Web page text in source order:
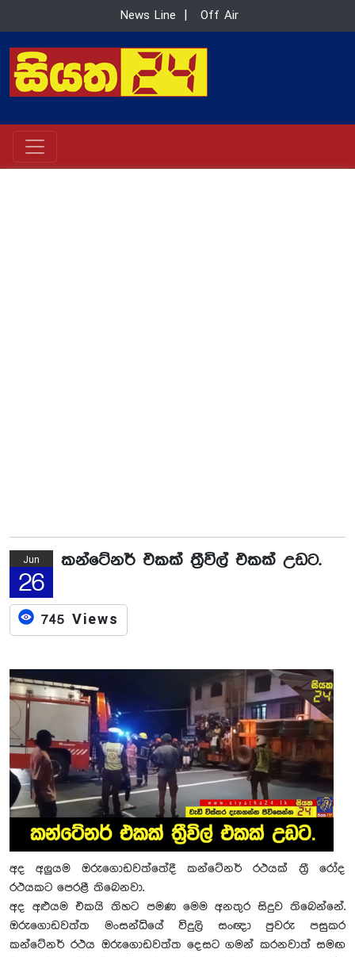
News Line Off Air
Jun
26
කන්ටේනර් එකක් ත්‍රීවිල් එකක් උඩට.
745 Views
අද අලුයම ඔරුගොඩවත්තේදී කන්ටේනර් රථයක් ත්‍රී රෝද
රථයකට පෙරළී තිබෙනවා.
අද අළුයම එකයි තිහට පමණ මෙම අනතුර සිදුව තිබෙන්නේ.
ඔරුගොඩවත්ත මංසන්ධියේ විදුලි සංඥා පුවරු පසුකර
කන්ටේනර් රථය ඔරුගොඩවත්ත දෙසට ගමන් කරනවාත් සමඟ